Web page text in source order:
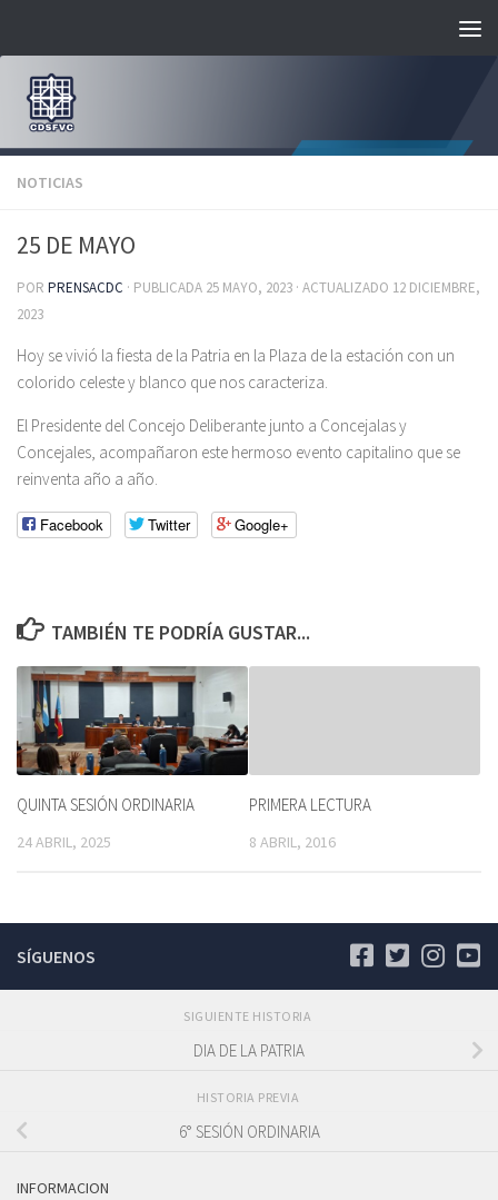
NOTICIAS
25 DE MAYO
POR PRENSACDC · PUBLICADA 25 MAYO, 2023 · ACTUALIZADO 12 DICIEMBRE,
2023
Hoy se vivió la fiesta de la Patria en la Plaza de la estación con un
colorido celeste y blanco que nos caracteriza.
El Presidente del Concejo Deliberante junto a Concejalas y
Concejales, acompañaron este hermoso evento capitalino que se
reinventa año a año.
Facebook Twitter Google+
TAMBIÉN TE PODRÍA GUSTAR...
QUINTA SESIÓN ORDINARIA
24 ABRIL, 2025
PRIMERA LECTURA
8 ABRIL, 2016
SÍGUENOS
SIGUIENTE HISTORIA
DIA DE LA PATRIA
HISTORIA PREVIA
6° SESIÓN ORDINARIA
INFORMACION